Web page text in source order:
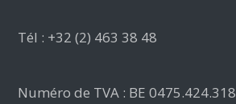
Tél : +32 (2) 463 38 48
Numéro de TVA : BE 0475.424.318